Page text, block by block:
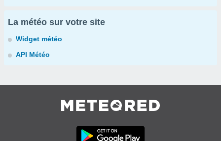
La météo sur votre site
Widget météo
API Météo